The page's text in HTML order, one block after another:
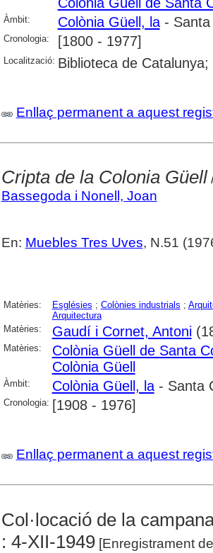
Àmbit: Colònia Güell, la- Santa
Cronologia: [1800 - 1977]
Localització: Biblioteca de
Enllaç permanent a aquest
Cripta de la Colonia Güell
Bassegoda i Nonell, Joan
En: Muebles Tres Uves, N.51
Matèries: Esglésies ; Colònies industrials ;
Arquitectura
Matèries:
Gaudí i Cornet, Antoni
Matèries:
Colònia Güell de Santa
Colònia Güell
Àmbit: Colònia Güell, la- Santa
Cronologia: [1908 - 1976]
Enllaç permanent a aquest
Col·locació de la
: 4-XII-1949[Enregistrament